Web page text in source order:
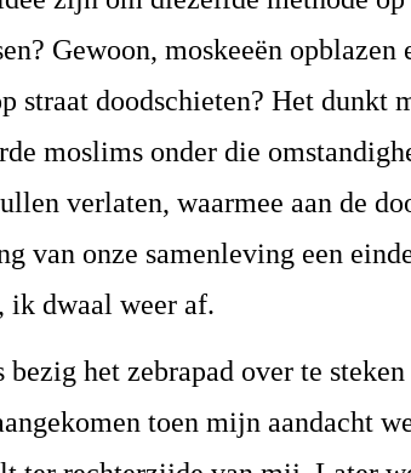
Gewoon, moskeeën
straat doodschieten? Het dunkt
moslims onder die
verlaten, waarmee aan de
van onze samenleving een
ik dwaal weer af.
bezig het zebrapad over te
toen mijn aandacht